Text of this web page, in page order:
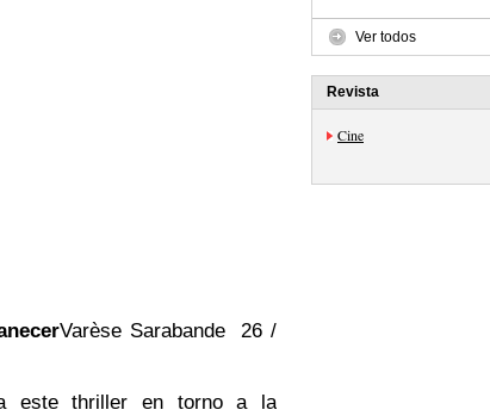
Varèse Sarabande 26 /
este thriller en torno a la
Ver todos
Revista
Cine